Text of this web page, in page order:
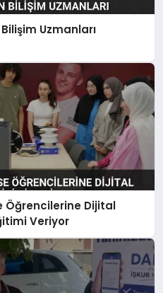
Uzmanları
Öğrencilerine Dijital
Veriyor